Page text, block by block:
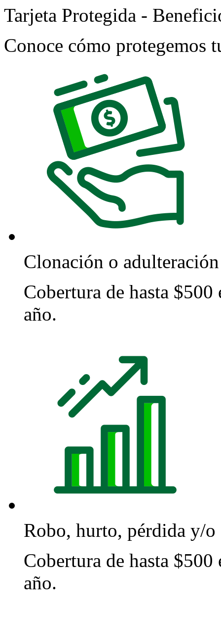
Tarjeta Protegida -
Conoce cómo protegemos
Clonación o
Cobertura de hasta
año.
Robo, hurto, pérdida y/
Cobertura de hasta
año.